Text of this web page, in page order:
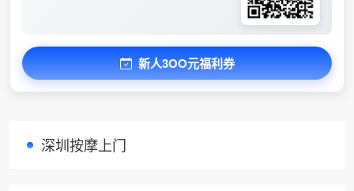
新人3OO元福利券
深圳按摩上门